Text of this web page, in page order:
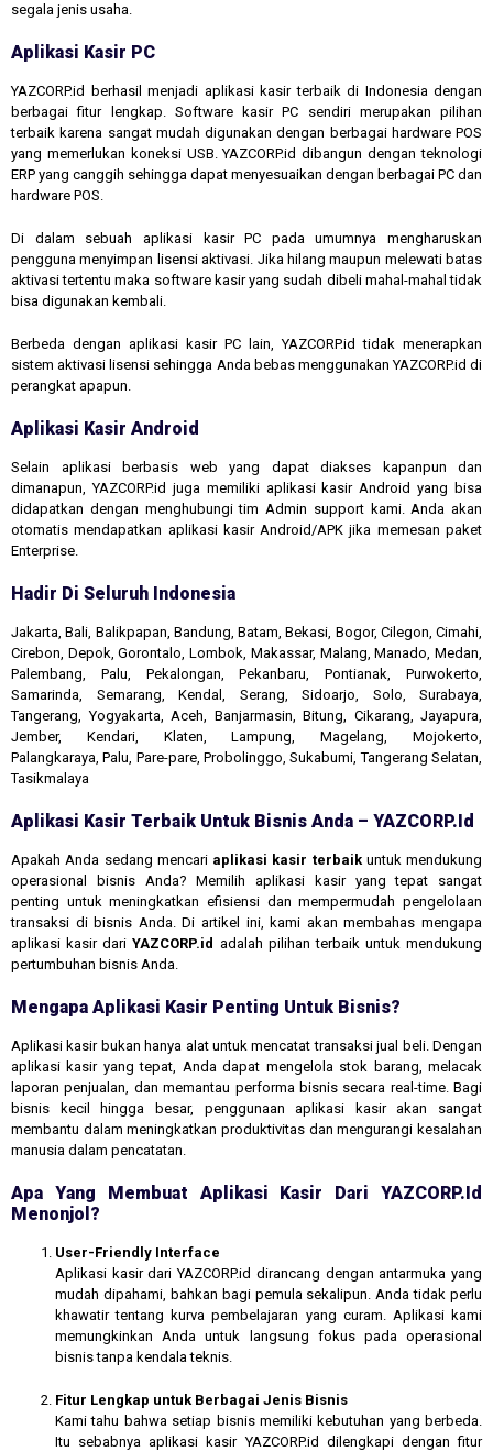
segala jenis usaha.
Aplikasi Kasir PC
YAZCORP.id berhasil menjadi aplikasi kasir terbaik di Indonesia dengan
berbagai fitur lengkap. Software kasir PC sendiri merupakan pilihan
terbaik karena sangat mudah digunakan dengan berbagai hardware POS
yang memerlukan koneksi USB. YAZCORP.id dibangun dengan teknologi
ERP yang canggih sehingga dapat menyesuaikan dengan berbagai PC dan
hardware POS.
Di dalam sebuah aplikasi kasir PC pada umumnya mengharuskan
pengguna menyimpan lisensi aktivasi. Jika hilang maupun melewati batas
aktivasi tertentu maka software kasir yang sudah dibeli mahal-mahal tidak
bisa digunakan kembali.
Berbeda dengan aplikasi kasir PC lain, YAZCORP.id tidak menerapkan
sistem aktivasi lisensi sehingga Anda bebas menggunakan YAZCORP.id di
perangkat apapun.
Aplikasi Kasir Android
Selain aplikasi berbasis web yang dapat diakses kapanpun dan
dimanapun, YAZCORP.id juga memiliki aplikasi kasir Android yang bisa
didapatkan dengan menghubungi tim Admin support kami. Anda akan
otomatis mendapatkan aplikasi kasir Android/APK jika memesan paket
Enterprise.
Hadir Di Seluruh Indonesia
Jakarta, Bali, Balikpapan, Bandung, Batam, Bekasi, Bogor, Cilegon, Cimahi,
Cirebon, Depok, Gorontalo, Lombok, Makassar, Malang, Manado, Medan,
Palembang, Palu, Pekalongan, Pekanbaru, Pontianak, Purwokerto,
Samarinda, Semarang, Kendal, Serang, Sidoarjo, Solo, Surabaya,
Tangerang, Yogyakarta, Aceh, Banjarmasin, Bitung, Cikarang, Jayapura,
Jember, Kendari, Klaten, Lampung, Magelang, Mojokerto,
Palangkaraya, Palu, Pare-pare, Probolinggo, Sukabumi, Tangerang Selatan,
Tasikmalaya
Aplikasi Kasir Terbaik Untuk Bisnis Anda – YAZCORP.id
Apakah Anda sedang mencari aplikasi kasir terbaikuntuk mendukung
operasional bisnis Anda? Memilih aplikasi kasir yang tepat sangat
penting untuk meningkatkan efisiensi dan mempermudah pengelolaan
transaksi di bisnis Anda. Di artikel ini, kami akan membahas mengapa
aplikasi kasir dariYAZCORP.id adalah pilihan terbaik untuk mendukung
pertumbuhan bisnis Anda.
Mengapa Aplikasi Kasir Penting Untuk Bisnis?
Aplikasi kasir bukan hanya alat untuk mencatat transaksi jual beli. Dengan
aplikasi kasir yang tepat, Anda dapat mengelola stok barang, melacak
laporan penjualan, dan memantau performa bisnis secara real-time. Bagi
bisnis kecil hingga besar, penggunaan aplikasi kasir akan sangat
membantu dalam meningkatkan produktivitas dan mengurangi kesalahan
manusia dalam pencatatan.
Apa Yang Membuat Aplikasi Kasir Dari YAZCORP.id
Menonjol?
User-Friendly Interface
Aplikasi kasir dari YAZCORP.id dirancang dengan antarmuka yang
mudah dipahami, bahkan bagi pemula sekalipun. Anda tidak perlu
khawatir tentang kurva pembelajaran yang curam. Aplikasi kami
memungkinkan Anda untuk langsung fokus pada operasional
bisnis tanpa kendala teknis.
Fitur Lengkap untuk Berbagai Jenis Bisnis
Kami tahu bahwa setiap bisnis memiliki kebutuhan yang berbeda.
Itu sebabnya aplikasi kasir YAZCORP.id dilengkapi dengan fitur